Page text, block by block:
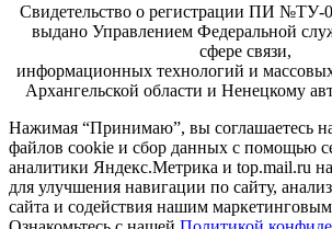
Свидетельство о регистрации ПИ №ТУ-
выдано Управлением Федеральной
сфере связи,
информационных технологий и
Архангельской области и Ненецкому
Нажимая “Принимаю”, вы соглашаетесь
файлов cookie и сбор данных с помощью
аналитики Яндекс.Метрика и top.mail.ru
для улучшения навигации по сайту,
сайта и содействия нашим